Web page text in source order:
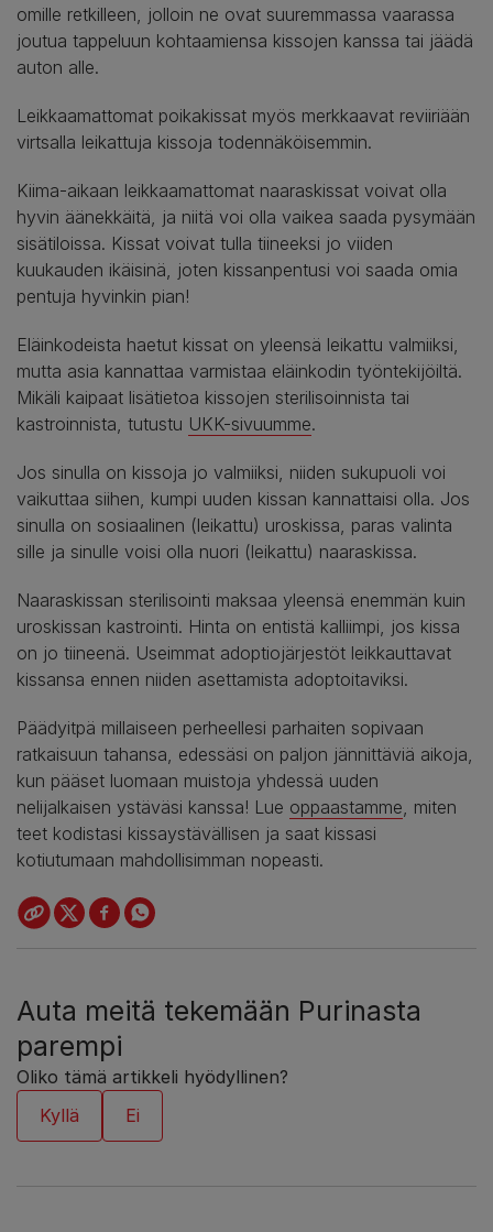
omille retkilleen, jolloin ne ovat suuremmassa vaarassa
joutua tappeluun kohtaamiensa kissojen kanssa tai jäädä
auton alle.
Leikkaamattomat poikakissat myös merkkaavat reviiriään
virtsalla leikattuja kissoja todennäköisemmin.
Kiima-aikaan leikkaamattomat naaraskissat voivat olla
hyvin äänekkäitä, ja niitä voi olla vaikea saada pysymään
sisätiloissa. Kissat voivat tulla tiineeksi jo viiden
kuukauden ikäisinä, joten kissanpentusi voi saada omia
pentuja hyvinkin pian!
Eläinkodeista haetut kissat on yleensä leikattu valmiiksi,
mutta asia kannattaa varmistaa eläinkodin työntekijöiltä.
Mikäli kaipaat lisätietoa kissojen sterilisoinnista tai
kastroinnista, tutustu UKK-sivuumme.
Jos sinulla on kissoja jo valmiiksi, niiden sukupuoli voi
vaikuttaa siihen, kumpi uuden kissan kannattaisi olla. Jos
sinulla on sosiaalinen (leikattu) uroskissa, paras valinta
sille ja sinulle voisi olla nuori (leikattu) naaraskissa.
Naaraskissan sterilisointi maksaa yleensä enemmän kuin
uroskissan kastrointi. Hinta on entistä kalliimpi, jos kissa
on jo tiineenä. Useimmat adoptiojärjestöt leikkauttavat
kissansa ennen niiden asettamista adoptoitaviksi.
Päädyitpä millaiseen perheellesi parhaiten sopivaan
ratkaisuun tahansa, edessäsi on paljon jännittäviä aikoja,
kun pääset luomaan muistoja yhdessä uuden
nelijalkaisen ystäväsi kanssa! Lue oppaastamme , miten
teet kodistasi kissaystävällisen ja saat kissasi
kotiutumaan mahdollisimman nopeasti.
Auta meitä tekemään Purinasta
parempi
Oliko tämä artikkeli hyödyllinen?